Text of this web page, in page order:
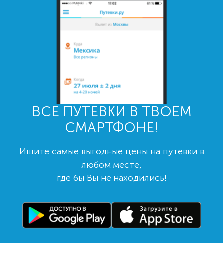
ВСЕ ПУТЕВКИ В ТВОЕМ
СМАРТФОНЕ!
Ищите самые выгодные цены на путевки в
любом месте,
где бы Вы не находились!